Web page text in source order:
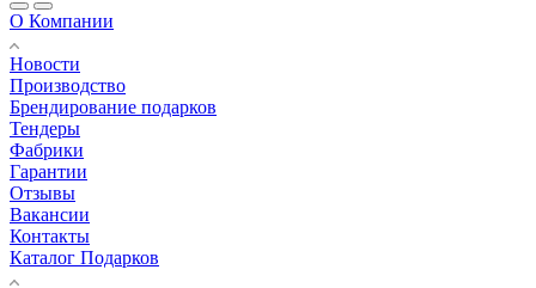
О Компании
Новости
Производство
Брендирование подарков
Тендеры
Фабрики
Гарантии
Отзывы
Вакансии
Контакты
Каталог Подарков